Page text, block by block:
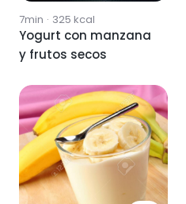
7min · 325 kcal
Yogurt con manzana
y frutos secos